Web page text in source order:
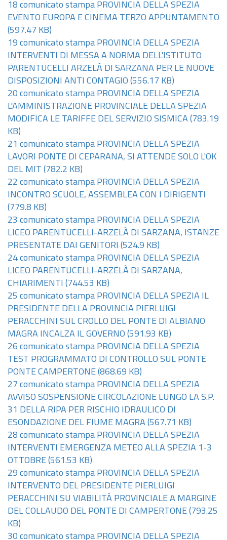
18 comunicato stampa PROVINCIA DELLA SPEZIA
EVENTO EUROPA E CINEMA TERZO APPUNTAMENTO
(597.47 KB)
19 comunicato stampa PROVINCIA DELLA SPEZIA
INTERVENTI DI MESSA A NORMA DELL'ISTITUTO
PARENTUCELLI ARZELÀ DI SARZANA PER LE NUOVE
DISPOSIZIONI ANTI CONTAGIO (556.17 KB)
20 comunicato stampa PROVINCIA DELLA SPEZIA
L'AMMINISTRAZIONE PROVINCIALE DELLA SPEZIA
MODIFICA LE TARIFFE DEL SERVIZIO SISMICA (783.19
KB)
21 comunicato stampa PROVINCIA DELLA SPEZIA
LAVORI PONTE DI CEPARANA, SI ATTENDE SOLO L'OK
DEL MIT (782.2 KB)
22 comunicato stampa PROVINCIA DELLA SPEZIA
INCONTRO SCUOLE, ASSEMBLEA CON I DIRIGENTI
(779.8 KB)
23 comunicato stampa PROVINCIA DELLA SPEZIA
LICEO PARENTUCELLI-ARZELÀ DI SARZANA, ISTANZE
PRESENTATE DAI GENITORI (524.9 KB)
24 comunicato stampa PROVINCIA DELLA SPEZIA
LICEO PARENTUCELLI-ARZELÀ DI SARZANA,
CHIARIMENTI (744.53 KB)
25 comunicato stampa PROVINCIA DELLA SPEZIA IL
PRESIDENTE DELLA PROVINCIA PIERLUIGI
PERACCHINI SUL CROLLO DEL PONTE DI ALBIANO
MAGRA INCALZA IL GOVERNO (591.93 KB)
26 comunicato stampa PROVINCIA DELLA SPEZIA
TEST PROGRAMMATO DI CONTROLLO SUL PONTE
PONTE CAMPERTONE (868.69 KB)
27 comunicato stampa PROVINCIA DELLA SPEZIA
AVVISO SOSPENSIONE CIRCOLAZIONE LUNGO LA S.P.
31 DELLA RIPA PER RISCHIO IDRAULICO DI
ESONDAZIONE DEL FIUME MAGRA (567.71 KB)
28 comunicato stampa PROVINCIA DELLA SPEZIA
INTERVENTI EMERGENZA METEO ALLA SPEZIA 1-3
OTTOBRE (561.53 KB)
29 comunicato stampa PROVINCIA DELLA SPEZIA
INTERVENTO DEL PRESIDENTE PIERLUIGI
PERACCHINI SU VIABILITÀ PROVINCIALE A MARGINE
DEL COLLAUDO DEL PONTE DI CAMPERTONE (793.25
KB)
30 comunicato stampa PROVINCIA DELLA SPEZIA